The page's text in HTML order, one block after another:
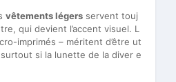
vêtements légers servent touj
qui devient l’accent visuel. L
imprimés – méritent d’être ut
si la lunette de la diver e